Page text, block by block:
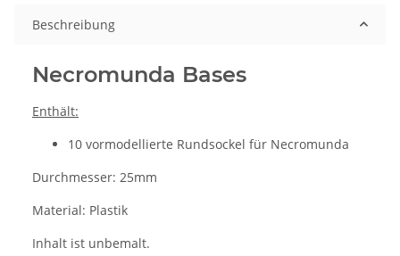
Beschreibung
Necromunda Bases
Enthält:
10 vormodellierte Rundsockel für Necromunda
Durchmesser: 25mm
Material: Plastik
Inhalt ist unbemalt.